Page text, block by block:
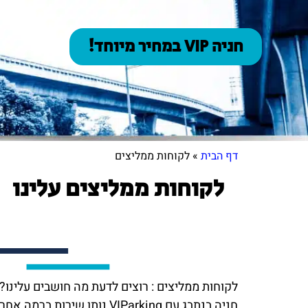
חניה VIP במחיר מיוחד!
דף הבית »לקוחות ממליצים
לקוחות ממליצים עלינו
לקוחות ממליצים : רוצים לדעת מה חושבים